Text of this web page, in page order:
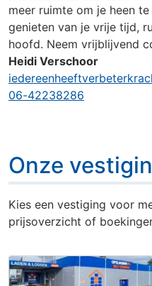
meer ruimte om je heen
genieten van je vrije tijd,
hoofd. Neem vrijblijvend
Heidi Verschoor
06-42238286
Onze vestigingen
Onze
Kies een vestiging voor
prijsoverzicht of